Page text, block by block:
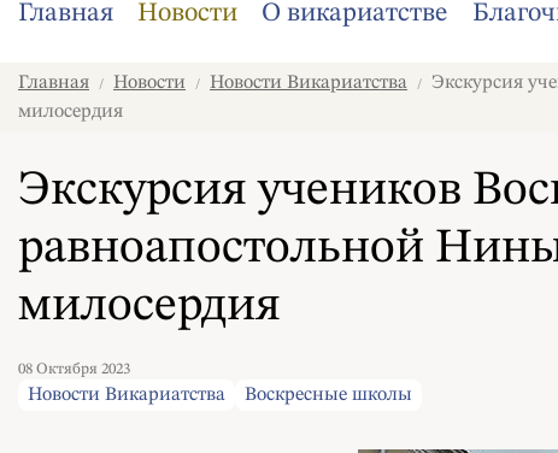
Главная Новости О викариатстве
Главная / Новости / Новости Викариатства /
Экскурсия
милосердия
Экскурсия учеников
равноапостольной
милосердия
08 Октября 2023
Новости Викариатства Воскресные школы